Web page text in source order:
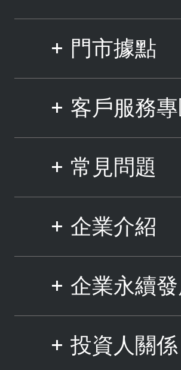
門市據點
客戶服務
常見問題
企業介紹
企業永續
投資人關係